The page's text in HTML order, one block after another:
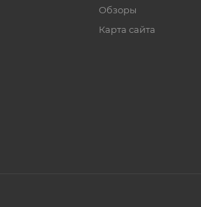
Обзоры
Карта сайта